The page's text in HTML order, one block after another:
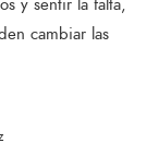
y sentir la falta,
cambiar las